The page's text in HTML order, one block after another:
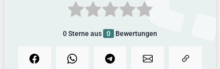
0Sterne aus 0 Bewertungen